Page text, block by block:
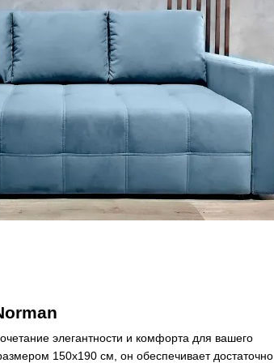
элегантности и комфорта для вашего
150х190 см, он обеспечивает достаточно